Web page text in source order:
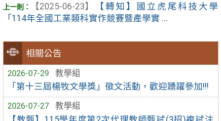
相關公告
2026-07-29
教學組
「第十三屆楊牧文學獎」徵文活動，歡迎踴躍參加!!!
2026-07-27
教學組
【2025-06-23】
【轉知】國立虎尾科技大學
「114年全國工業類科實作競賽暨產學實 ...